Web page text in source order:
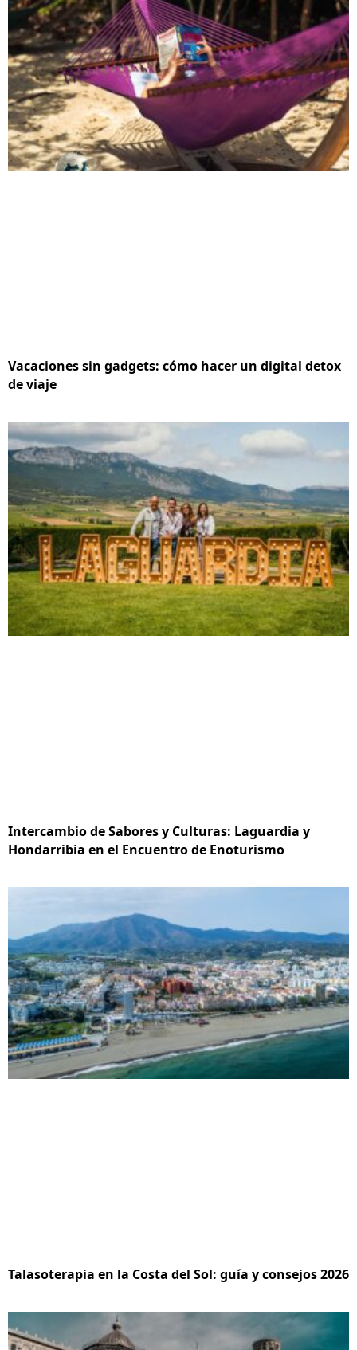
Vacaciones sin gadgets: cómo hacer un digital detox
de viaje
Intercambio de Sabores y Culturas: Laguardia y
Hondarribia en el Encuentro de Enoturismo
Talasoterapia en la Costa del Sol: guía y consejos 2026